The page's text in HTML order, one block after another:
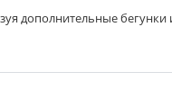
дополнительные бегунки